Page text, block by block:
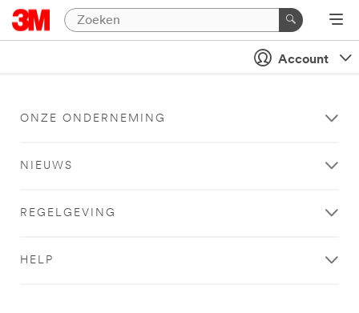
Account
ONZE ONDERNEMING
NIEUWS
REGELGEVING
HELP